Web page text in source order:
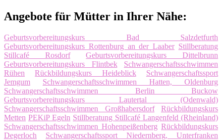
Angebote für Mütter in Ihrer Nähe:
Geburtsvorbereitungskurs Bad Salzdetfurth
Geburtsvorbereitungskurs Rottenburg an der Laaber Stillberatung
Stillcafé Rosdorf
Geburtsvorbereitungskurs Dittelbrunn
Geburtsvorbereitungskurs Flintbek
Schwangerschaftsschwimmen
Rühen
Rückbildungskurs Heideblick
Schwangerschaftssport
Jemgum
Schwangerschaftsschwimmen Hatten, Oldenburg
Schwangerschaftsschwimmen Berlin Buckow
Geburtsvorbereitungskurs Lautertal (Odenwald)
Schwangerschaftsschwimmen Großhabersdorf
Rückbildungskurs
Metten PEKiP Egeln Stillberatung Stillcafé Langenfeld (Rheinland)
Schwangerschaftsschwimmen Hohenpeißenberg Rückbildungskurs
Degerloch
Schwangerschaftssport Niedernberg, Unterfranken